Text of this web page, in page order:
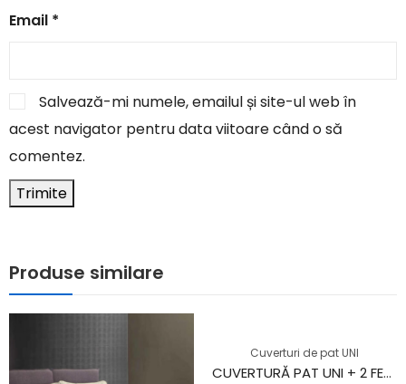
Email *
Salvează-mi numele, emailul și site-ul web în
acest navigator pentru data viitoare când o să
comentez.
Produse similare
Cuverturi de pat UNI
CUVERTURĂ PAT UNI + 2 FEȚE DE PERNĂ – TURCOAZ